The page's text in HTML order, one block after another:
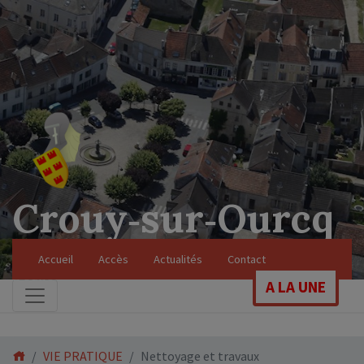
Crouy‑sur‑Ourcq
Soyez les bienvenus sur le site officiel de
notre commune
Accueil Accès Actualités Contact
A LA UNE
VIE PRATIQUE Nettoyage et travaux